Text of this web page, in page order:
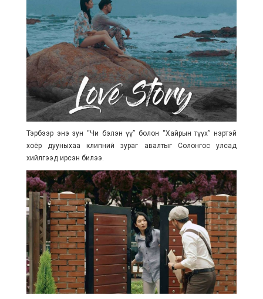
Тэрбээр энэ зун “Чи бэлэн үү” болон “Хайрын түүх” нэртэй
хоёр дууныхаа клипний зураг авалтыг Солонгос улсад
хийлгээд ирсэн билээ.